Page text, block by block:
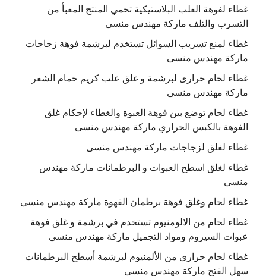
غطاء لفوهة العلب البلاستيكية تحمي المنتج المعبأ من
التسرب والتلف ماركة مهندس منسى
غطاء لمنع تسريب السوائل تستخدم لبرشمة فوهة زجاجات
ماركة مهندس منسى
غطاء لحام حرارى لبرشمة و غلق علب كريم حمام الشعر
ماركة مهندس منسى
غطاء لحام توضع بين فوهة العبوة والغطاء لإحكام غلق
الفوهة بالكبس الحراري ماركة مهندس منسى
غطاء لغلق لزجاجات ماركة مهندس منسى
غطاء لغلق اسطح العبوات و البرطمانات ماركة مهندس
منسى
غطاء لحام وغلق فوهة برطمان القهوة ماركة مهندس منسى
غطاء لحام من الالومنيوم تستخدم في برشمة و غلق فوهة
عبوات السيروم ومواد التجميل ماركة مهندس منسى
غطاء لحام حرارى من الألمنيوم لبرشمة أسطح البرطمانات
سهل الفتح ماركة مهندس منسى